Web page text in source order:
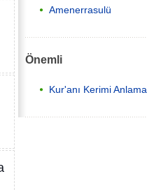
Amenerrasulü
Önemli
Kur'anı Kerimi Anlama